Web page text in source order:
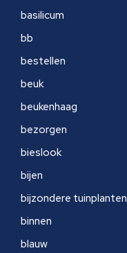
basilicum
bb
bestellen
beuk
beukenhaag
bezorgen
bieslook
bijen
bijzondere tuinplanten
binnen
blauw